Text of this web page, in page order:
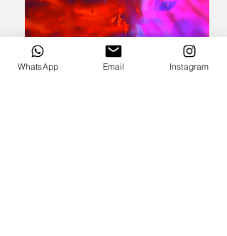
WhatsApp Email Instagram